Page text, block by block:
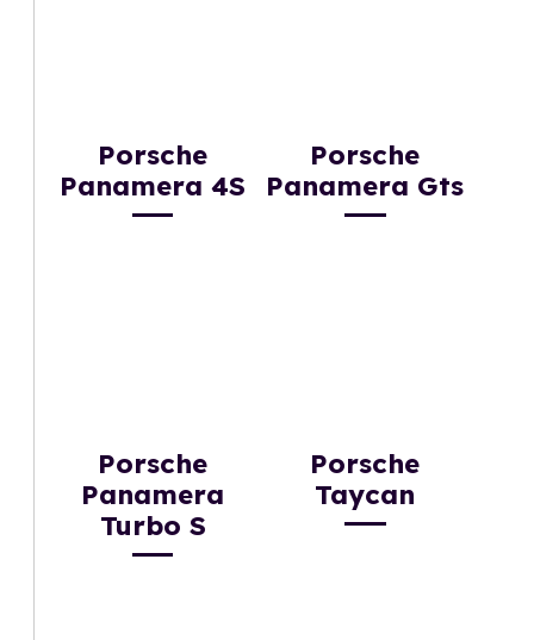
Porsche
Panamera 4S
Porsche
Panamera Gts
Porsche
Panamera
Turbo S
Porsche
Taycan